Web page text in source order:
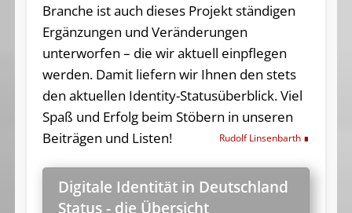
Branche ist auch dieses Projekt ständigen
Ergänzungen und Veränderungen
unterworfen – die wir aktuell einpflegen
werden. Damit liefern wir Ihnen den stets
den aktuellen Identity-Statusüberblick. Viel
Spaß und Erfolg beim Stöbern in unseren
Beiträgen und Listen!
Rudolf Linsenbarth
Digitale Identität in Deutschland
Status - die Übersicht